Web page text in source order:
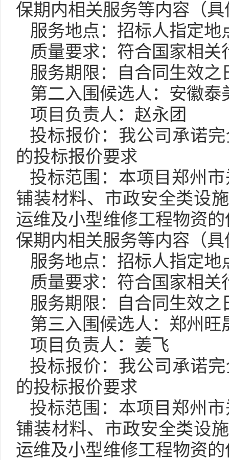
保期内相关服务等内容（
服务地点： 招标人指定地
质量要求：符合国家相
服务期限：自合同生效之
第二入围候选人：安徽
项目负责人：赵永团
投标报价：我公司承诺
的投标报价要求
投标范围：本项目郑州
铺装材料、市政安全类设
运维及小型维修工程物资
保期内相关服务等内容（
服务地点： 招标人指定地
质量要求：符合国家相
服务期限：自合同生效之
第三入围候选人：郑州
项目负责人：姜飞
投标报价：我公司承诺
的投标报价要求
投标范围：本项目郑州
铺装材料、市政安全类设
运维及小型维修工程物资